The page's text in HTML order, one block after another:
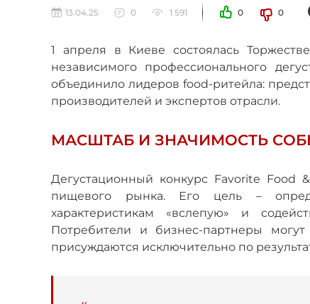
13.04.25 0 1 591 0 0
1 апреля в Киеве состоялась
независимого профессионального
объединило лидеров food-ритейла:
производителей и экспертов отрасли.
МАСШТАБ И ЗНАЧИМОСТЬ
Дегустационный конкурс Favorite Food
пищевого рынка. Его цель –
характеристикам «вслепую» и
Потребители и бизнес-партнеры
присуждаются исключительно по